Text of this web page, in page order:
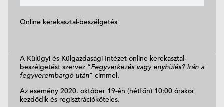
Online kerekasztal-beszélgetés
A Külügyi és Külgazdasági Intézet online kerekasztal-
beszélgetést szervez “Fegyverkezés vagy enyhülés? Irán a
fegyverembargó után” címmel.
Az esemény 2020. október 19-én (hétfőn) 10:00 órakor
kezdődik és regisztrációköteles.